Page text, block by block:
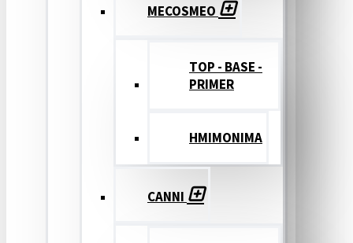
MECOSMEO
TOP - BASE -
PRIMER
ΗΜΙΜΟΝΙΜΑ
CANNI